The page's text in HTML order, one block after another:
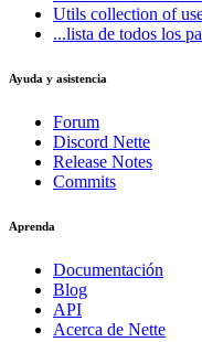
¿Ha encontrado algún
Mostrar en GitHub
Informar de un
Utils collection of
...lista de todos los
Ayuda y asistencia
Forum
Discord Nette
Release Notes
Commits
Aprenda
Documentación
Blog
API
Acerca de Nette